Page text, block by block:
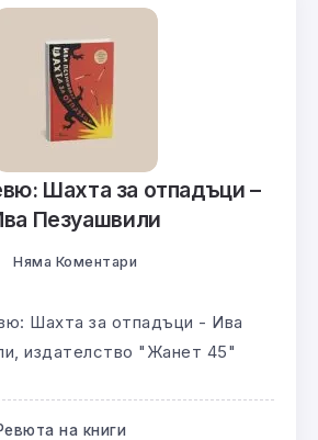
Шахта за отпадъци –
Пезуашвили
Няма Коментари
Шахта за отпадъци - Ива
издателство "Жанет 45"
на книги